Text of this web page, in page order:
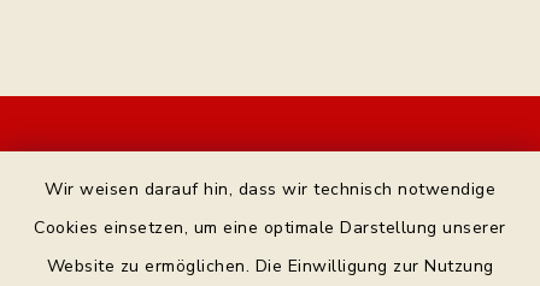
Wir weisen darauf hin, dass wir technisch notwendige
Cookies einsetzen, um eine optimale Darstellung unserer
Website zu ermöglichen. Die Einwilligung zur Nutzung
Bankverbindung